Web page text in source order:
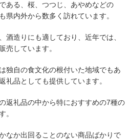
ある、桜、つつじ、あやめなどの
県内外から数多く訪れています。
酒造りにも適しており、近年では、
売しています。
独自の食文化の根付いた地域でもあ
礼品としても提供しています。
返礼品の中から特におすすめの7種の
。
なか出回ることのない商品ばかりで